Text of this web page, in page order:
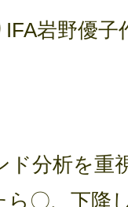
岩野優子
分析を重
ら〇、下降